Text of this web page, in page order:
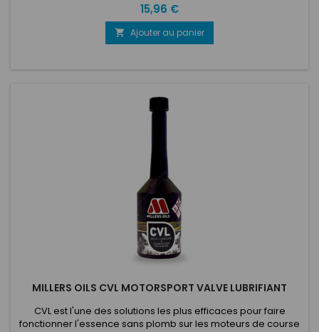
Prix
15,96 €
 Ajouter au panier
MILLERS OILS CVL MOTORSPORT VALVE LUBRIFIANT
CVL est l'une des solutions les plus efficaces pour faire
fonctionner l'essence sans plomb sur les moteurs de course